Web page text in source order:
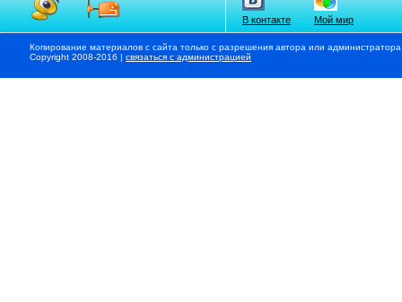
В контакте Мой мир
Копирование материалов с сайта только с разрешения автора или
Copyright 2008-2016 | связаться с администрацией